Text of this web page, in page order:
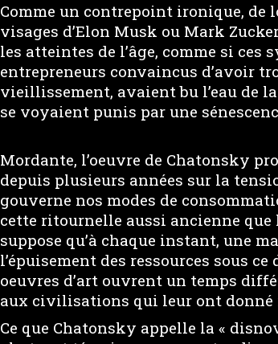
Comme un contrepoint ironique,
visages d’Elon Musk ou Mark
les atteintes de l’âge, comme si ces
entrepreneurs convaincus d’avoir
vieillissement, avaient bu l’eau de
se voyaient punis par une
Mordante, l’oeuvre de Chatonsky
depuis plusieurs années sur la
gouverne nos modes de
cette ritournelle aussi ancienne
suppose qu’à chaque instant, une
l’épuisement des ressources sous
oeuvres d’art ouvrent un temps
aux civilisations qui leur ont donné
Ce que Chatonsky appelle la «